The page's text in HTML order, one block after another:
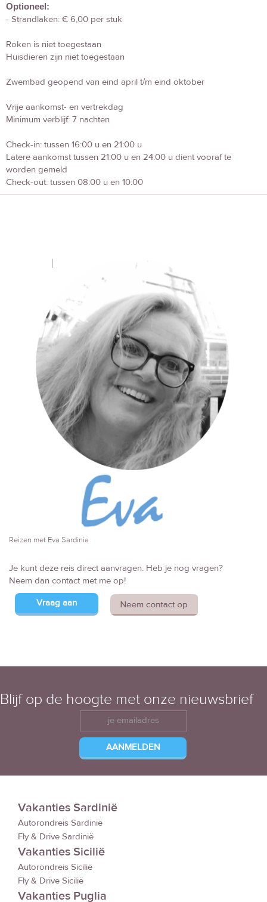
Optioneel:
- Strandlaken: € 6,00 per stuk
Roken is niet toegestaan
Huisdieren zijn niet toegestaan
Zwembad geopend van eind april t/m eind oktober
Vrije aankomst- en vertrekdag
Minimum verblijf: 7 nachten
Check-in: tussen 16:00 u en 21:00 u
Latere aankomst tussen 21:00 u en 24:00 u dient vooraf te
worden gemeld
Check-out: tussen 08:00 u en 10:00
Reizen met Eva Sardinia
Je kunt deze reis direct aanvragen. Heb je nog vragen?
Neem dan contact met me op!
Vraag aan
Blijf op de hoogte met onze nieuwsbrief
Vakanties Sardinië
Autorondreis Sardinië
Fly & Drive Sardinië
Vakanties Sicilië
Autorondreis Sicilië
Fly & Drive Sicilië
Vakanties Puglia